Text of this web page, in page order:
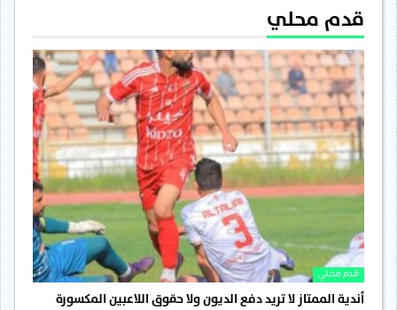
قدم محلي
قدم محلي
أندية الممتاز لا تريد دفع الديون ولا حقوق اللاعبين المكسورة